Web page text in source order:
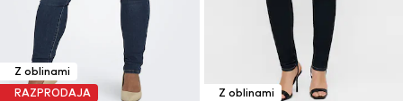
Z oblinami
RAZPRODAJA
Z oblinami